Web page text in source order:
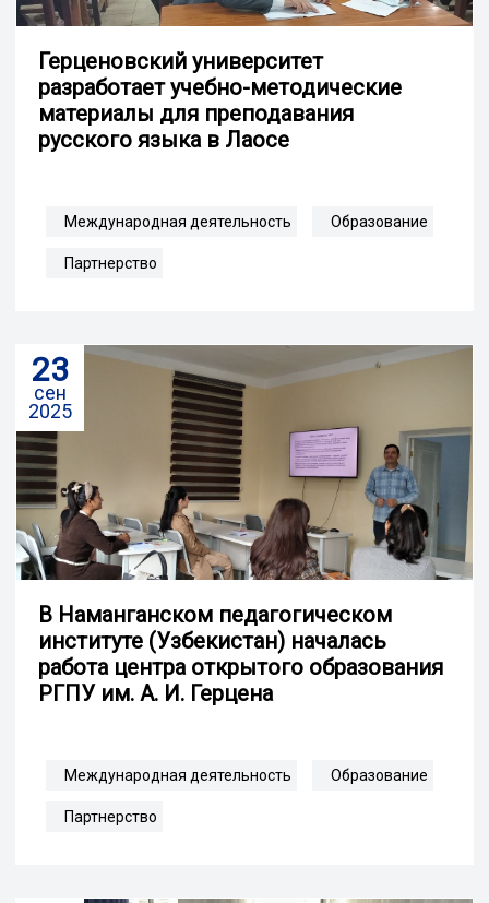
Герценовский университет
разработает учебно-методические
материалы для преподавания
русского языка в Лаосе
Международная деятельность Образование
Партнерство
23
сен
2025
В Наманганском педагогическом
институте (Узбекистан) началась
работа центра открытого образования
РГПУ им. А. И. Герцена
Международная деятельность Образование
Партнерство